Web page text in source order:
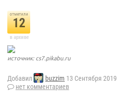
отметили
12
в архиве
источник: cs7.pikabu.ru
Добавил buzzim 13 Сентября 2019
нет комментариев